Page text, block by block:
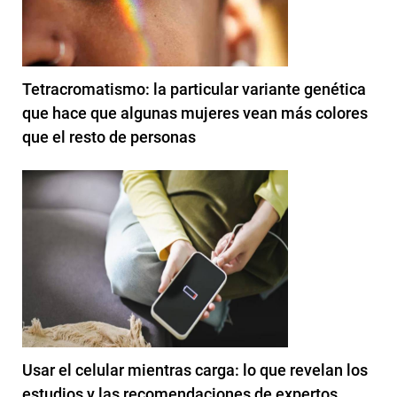
Tetracromatismo: la particular variante genética
que hace que algunas mujeres vean más colores
que el resto de personas
Usar el celular mientras carga: lo que revelan los